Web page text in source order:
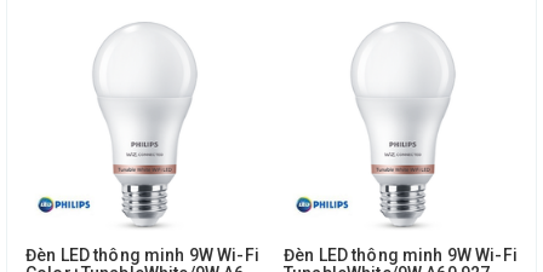
Đèn LED thông minh 9W Wi-Fi
Đèn LED thông minh 9W Wi-Fi